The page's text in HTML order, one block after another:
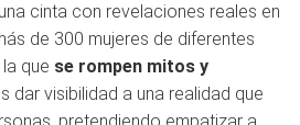
cinta con revelaciones reales en
de 300 mujeres de diferentes
que se rompen mitos y
dar visibilidad a una realidad que